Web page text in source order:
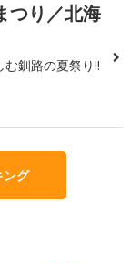
つり／北海
釧路の夏祭り!!
ング